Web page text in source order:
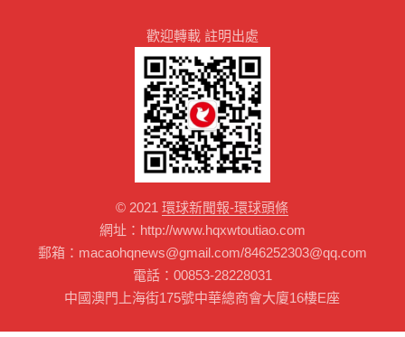
歡迎轉載 註明出處
© 2021環球新聞報-環球頭條
網址：http://www.hqxwtoutiao.com
郵箱：macaohqnews@gmail.com/846252303@qq.com
電話：00853-28228031
中國澳門上海街175號中華總商會大廈16樓E座